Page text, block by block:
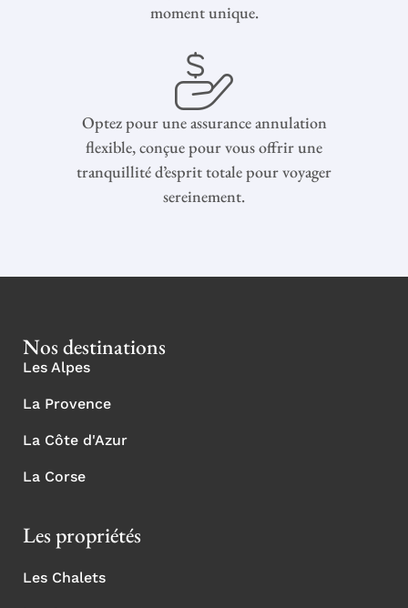
moment unique.
Optez pour une assurance annulation
flexible, conçue pour vous offrir une
tranquillité d’esprit totale pour voyager
sereinement.
Nos destinations
Les Alpes
La Provence
La Côte d'Azur
La Corse
Les propriétés
Les Chalets